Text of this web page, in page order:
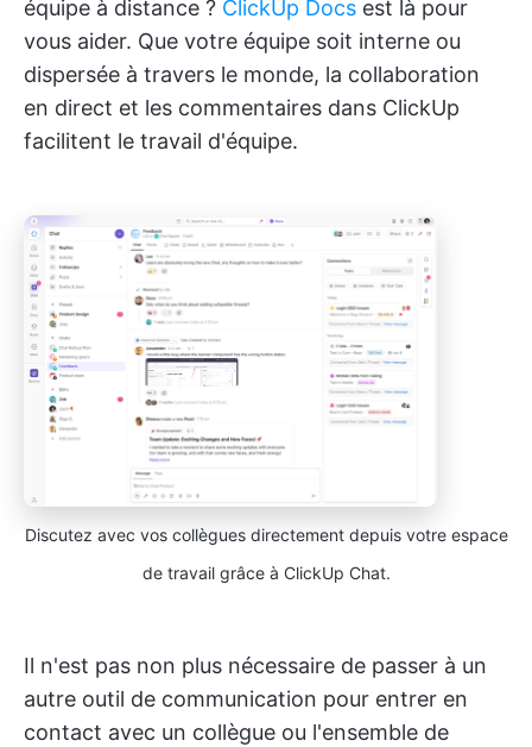
équipe à distance ? ClickUp Docs est là pour
vous aider. Que votre équipe soit interne ou
dispersée à travers le monde, la collaboration
en direct et les commentaires dans ClickUp
facilitent le travail d'équipe.
Discutez avec vos collègues directement depuis votre espace
de travail grâce à ClickUp Chat.
Il n'est pas non plus nécessaire de passer à un
autre outil de communication pour entrer en
contact avec un collègue ou l'ensemble de